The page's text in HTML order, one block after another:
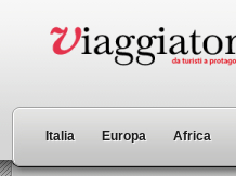
Italia Europa Africa